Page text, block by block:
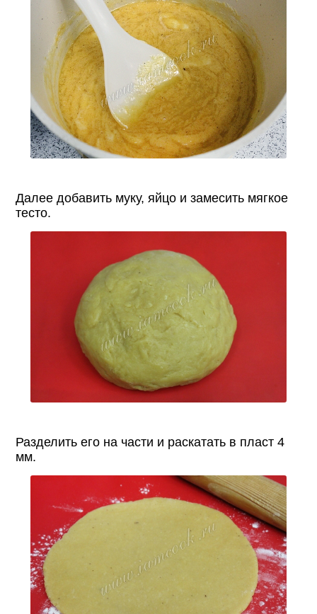
Далее добавить муку, яйцо и замесить мягкое
тесто.
Разделить его на части и раскатать в пласт 4
мм.